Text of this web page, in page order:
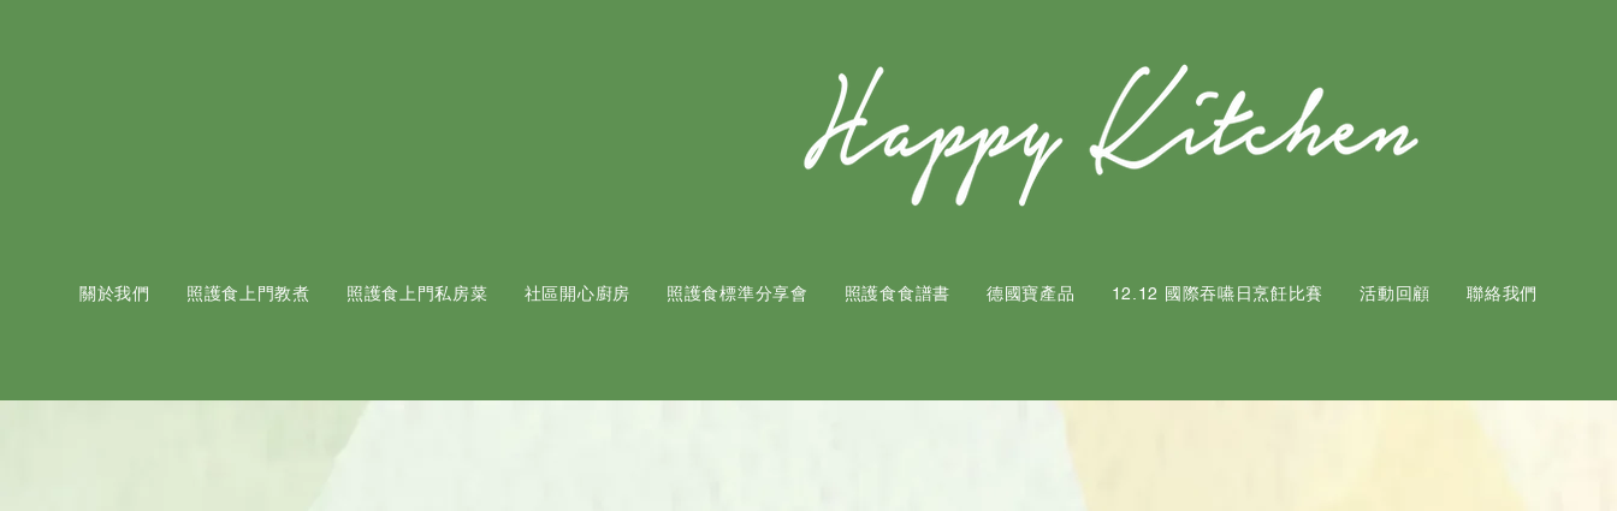
關於我們 照護食上門教煮 照護食上門私房菜 社區開心廚房 照護食標準分享會 照護食食譜書 ​德國寶產品 12.12 國際吞嚥日烹飪比賽 活動回顧 聯絡我們